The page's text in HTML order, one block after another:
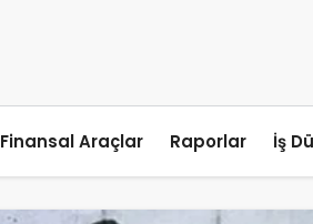
Finansal Araçlar Raporlar İş